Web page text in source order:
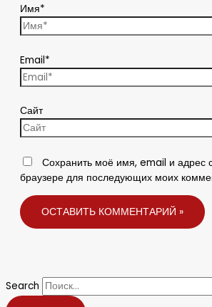
Имя*
Email*
Сайт
Сохранить моё имя, email и адрес
браузере для последующих моих
Search